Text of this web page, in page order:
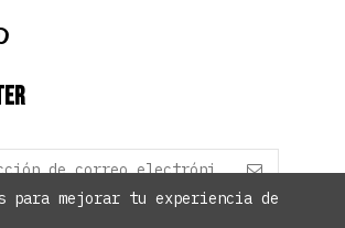
para mejorar tu experiencia de